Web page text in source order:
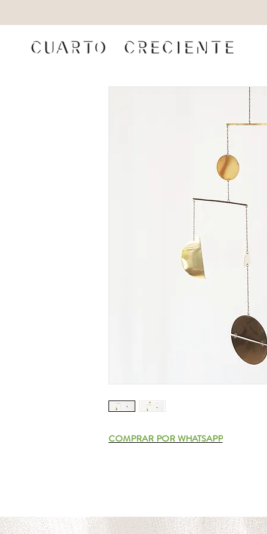
COMPRAR POR WHATSAPP